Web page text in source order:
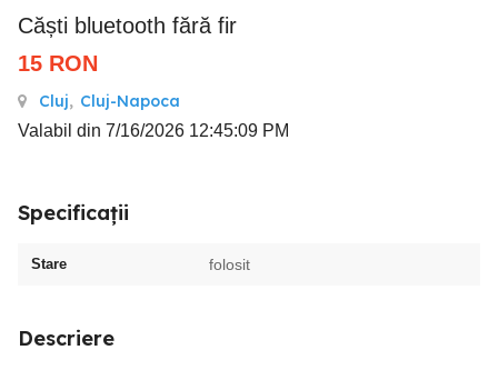
Căști bluetooth fără fir
15 RON
Cluj, Cluj-Napoca
Valabil din 7/16/2026 12:45:09 PM
Specificații
Stare folosit
Descriere